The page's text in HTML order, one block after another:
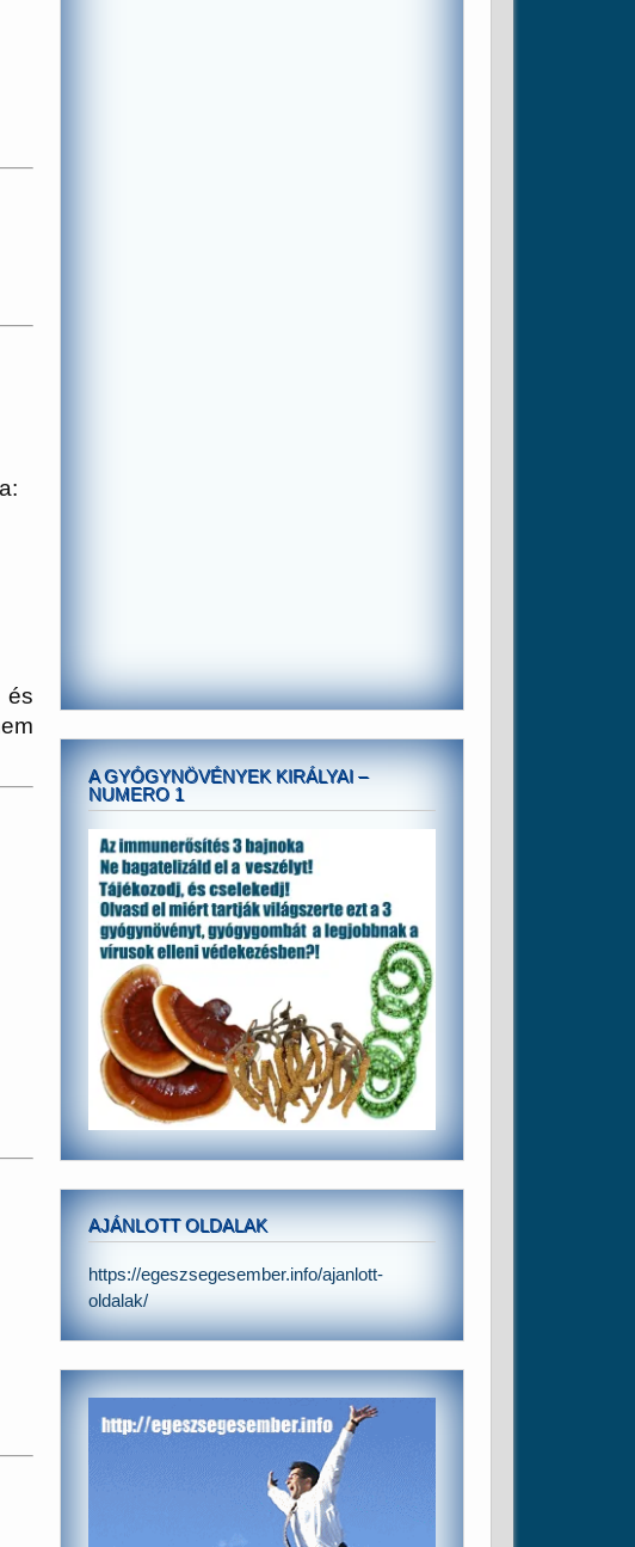
és
A GYÓGYNÖVÉNYEK KIRÁLYAI –
NUMERO 1
AJÁNLOTT OLDALAK
https://egeszsegesember.info/ajanlott-
oldalak/